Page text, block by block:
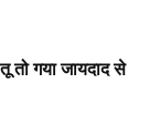
तो गया जायदाद से